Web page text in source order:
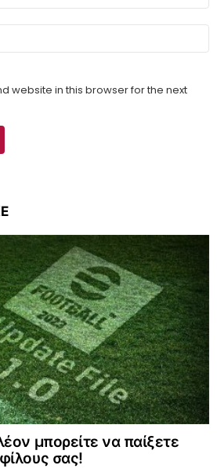
website in this browser for the next
μπορείτε να παίξετε
σας!